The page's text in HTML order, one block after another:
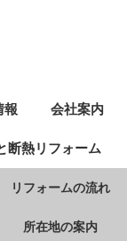
報 会社案内
断熱リフォーム
リフォームの流れ
所在地の案内